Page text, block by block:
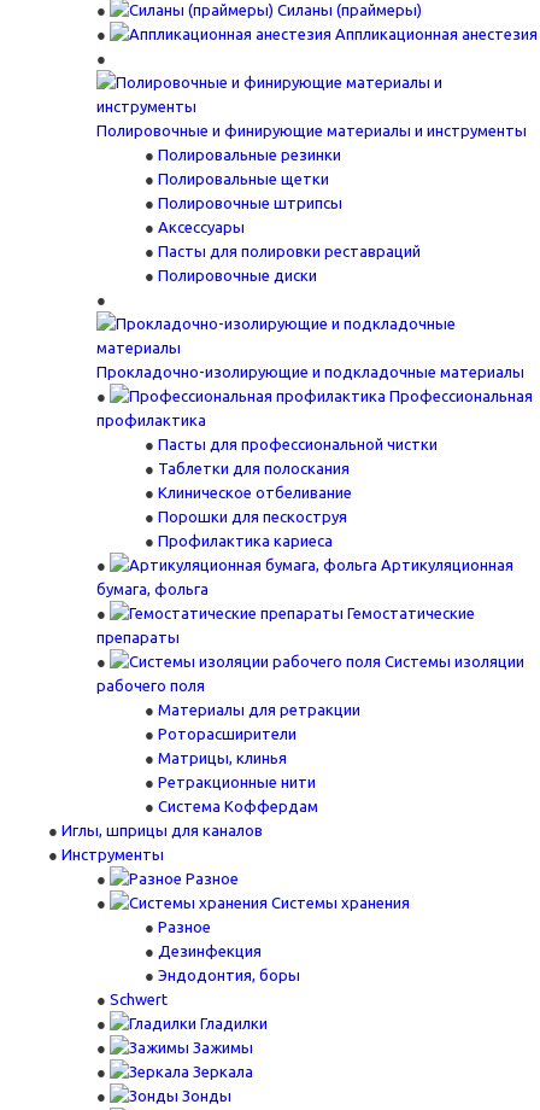
Силаны (праймеры)
Аппликационная анестезия
Полировочные и финирующие материалы и инструменты
Полировальные резинки
Полировальные щетки
Полировочные штрипсы
Аксессуары
Пасты для полировки реставраций
Полировочные диски
Прокладочно-изолирующие и подкладочные материалы
Профессиональная
профилактика
Пасты для профессиональной чистки
Таблетки для полоскания
Клиническое отбеливание
Порошки для пескоструя
Профилактика кариеса
Артикуляционная
бумага, фольга
Гемостатические
препараты
Системы изоляции
рабочего поля
Материалы для ретракции
Роторасширители
Матрицы, клинья
Ретракционные нити
Система Коффердам
Иглы, шприцы для каналов
Инструменты
Разное
Системы хранения
Разное
Дезинфекция
Эндодонтия, боры
Schwert
Гладилки
Зажимы
Зеркала
Зонды